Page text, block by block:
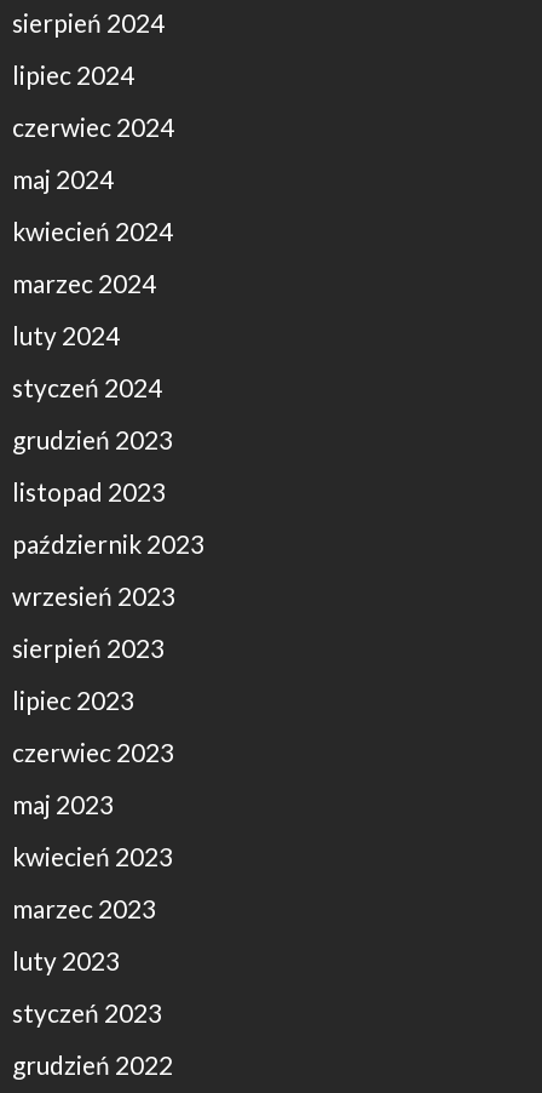
sierpień 2024
lipiec 2024
czerwiec 2024
maj 2024
kwiecień 2024
marzec 2024
luty 2024
styczeń 2024
grudzień 2023
listopad 2023
październik 2023
wrzesień 2023
sierpień 2023
lipiec 2023
czerwiec 2023
maj 2023
kwiecień 2023
marzec 2023
luty 2023
styczeń 2023
grudzień 2022